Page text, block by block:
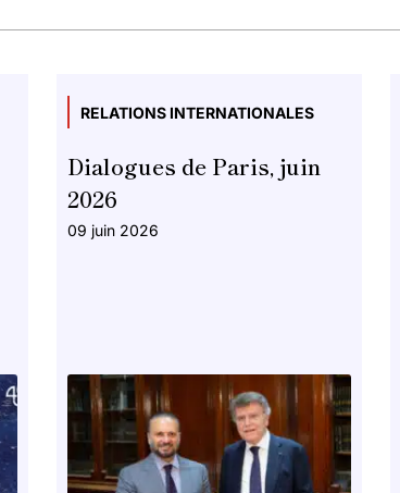
RELATIONS INTERNATIONALES
Dialogues de Paris, juin
2026
09 juin 2026